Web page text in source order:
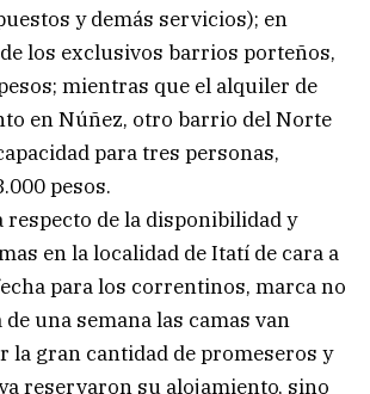
y demás servicios); en
los exclusivos barrios porteños,
mientras que el alquiler de
en Núñez, otro barrio del Norte
para tres personas,
pesos.
respecto de la disponibilidad y
en la localidad de Itatí de cara a
para los correntinos, marca no
una semana las camas van
la gran cantidad de promeseros y
reservaron su alojamiento, sino